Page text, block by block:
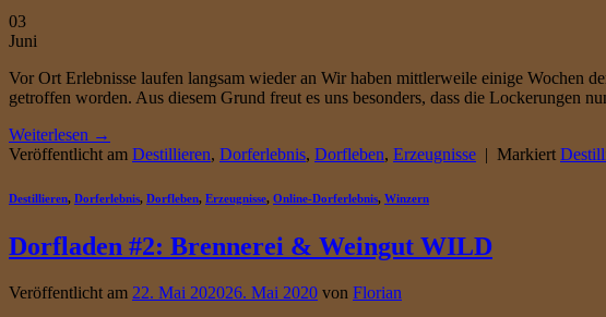
03
Juni
Vor Ort Erlebnisse laufen langsam wieder an Wir haben mittlerweile einige Wochen
getroffen worden. Aus diesem Grund freut es uns besonders, dass die Lockerungen
Weiterlesen →
Veröffentlicht am Destillieren, Dorferlebnis, Dorfleben, Erzeugnisse | Markiert
Destillieren, Dorferlebnis, Dorfleben, Erzeugnisse, Online-Dorferlebnis, Winzern
Dorfladen #2: Brennerei & Weingut WILD
Veröffentlicht am 22. Mai 202026. Mai 2020 von Florian